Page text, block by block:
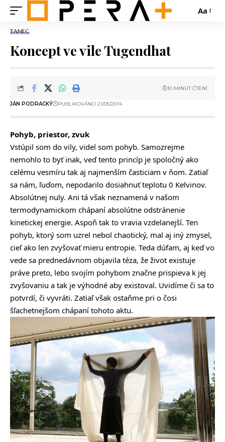
Aa
TANEC
Koncept ve vile Tugendhat
JÁN PODRACKÝ PUBLIKOVÁNO 21/05/2014
10 MINUT ČTENÍ
Pohyb, priestor, zvuk
Vstúpil som do vily, videl som pohyb. Samozrejme
nemohlo to byť inak, veď tento princíp je spoločný ako
celému vesmíru tak aj najmenším časticiam v ňom. Zatiaľ
sa nám, ľuďom, nepodarilo dosiahnuť teplotu 0 Kelvinov.
Absolútnej nuly. Ani tá však neznamená v našom
termodynamickom chápaní absolútne odstránenie
kinetickej energie. Aspoň tak to vravia vzdelanejší. Ten
pohyb, ktorý som uzrel nebol chaotický, mal aj iný zmysel,
cieľ ako len zvyšovať mieru entropie. Teda dúfam, aj keď vo
vede sa prednedávnom objavila téza, že život existuje
práve preto, lebo svojím pohybom značne prispieva k jej
zvyšovaniu a tak je výhodné aby existoval. Uvidíme či sa to
potvrdí, či vyvráti. Zatiaľ však ostaňme pri o čosi
šľachetnejšom chápaní tohoto aktu.